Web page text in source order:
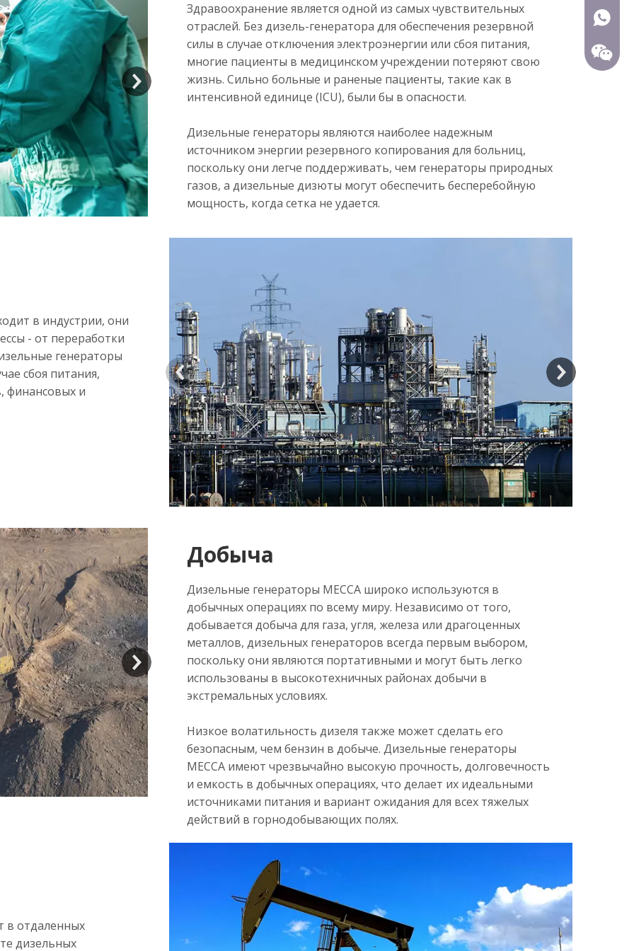
Здравоохранение является одной из самых чувствительных
отраслей. Без дизель-генератора для обеспечения резервной
силы в случае отключения электроэнергии или сбоя питания,
многие пациенты в медицинском учреждении потеряют свою
жизнь. Сильно больные и раненые пациенты, такие как в
интенсивной единице (ICU), были бы в опасности.
Дизельные генераторы являются наиболее надежным
источником энергии резервного копирования для больниц,
поскольку они легче поддерживать, чем генераторы природных
газов, а дизельные дизюты могут обеспечить бесперебойную
мощность, когда сетка не удается.
в индустрии, они
- от переработки
генераторы
сбоя питания,
финансовых и
>
Добыча
Дизельные генераторы MECCA широко используются в
добычных операциях по всему миру. Независимо от того,
добывается добыча для газа, угля, железа или драгоценных
металлов, дизельных генераторов всегда первым выбором,
поскольку они являются портативными и могут быть легко
использованы в высокотехничных районах добычи в
экстремальных условиях.
Низкое волатильность дизеля также может сделать его
безопасным, чем бензин в добыче. Дизельные генераторы
MECCA имеют чрезвычайно высокую прочность, долговечность
и емкость в добычных операциях, что делает их идеальными
источниками питания и вариант ожидания для всех тяжелых
действий в горнодобывающих полях.
в отдаленных
дизельных
+86-